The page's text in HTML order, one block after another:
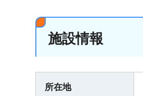
施設情報
所在地